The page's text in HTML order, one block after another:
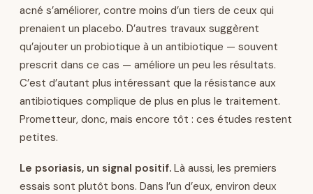
acné s’améliorer, contre moins d’un tiers de ceux qui
prenaient un placebo. D’autres travaux suggèrent
qu’ajouter un probiotique à un antibiotique — souvent
prescrit dans ce cas — améliore un peu les résultats.
C’est d’autant plus intéressant que la résistance aux
antibiotiques complique de plus en plus le traitement.
Prometteur, donc, mais encore tôt : ces études restent
petites.
Le psoriasis, un signal positif. Là aussi, les premiers
essais sont plutôt bons. Dans l’un d’eux, environ deux